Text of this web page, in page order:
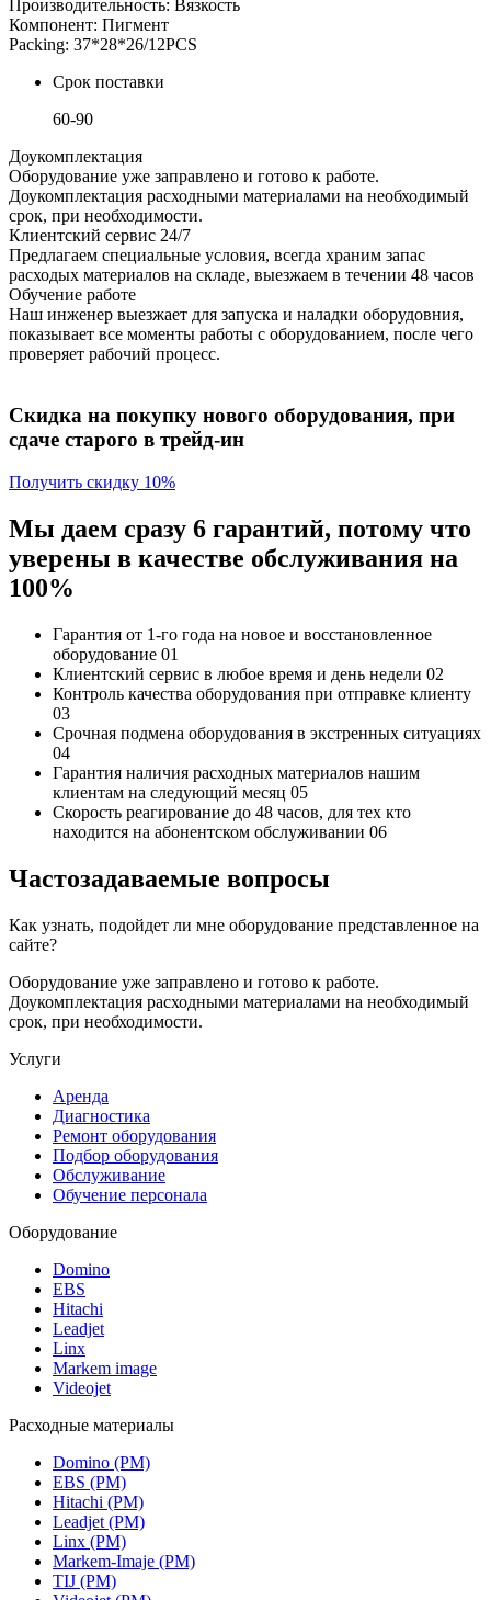
Производительность: Вязкость
Компонент: Пигмент
Packing: 37*28*26/12PCS
Срок поставки
60-90
Доукомплектация
Оборудование уже заправлено и готово к работе.
Доукомплектация расходными материалами на необходимый
срок, при необходимости.
Клиентский сервис 24/7
Предлагаем специальные условия, всегда храним запас
расходых материалов на складе, выезжаем в течении 48 часов
Обучение работе
Наш инженер выезжает для запуска и наладки оборудовния,
показывает все моменты работы с оборудованием, после чего
проверяет рабочий процесс.
Скидка на покупку нового оборудования, при
сдаче старого в трейд-ин
Получить скидку 10%
Мы даем сразу 6 гарантий, потому что
уверены в качестве обслуживания на
100%
Гарантия от 1-го года на новое и восстановленное
оборудование 01
Клиентский сервис в любое время и день недели 02
Контроль качества оборудования при отправке клиенту
03
Срочная подмена оборудования в экстренных ситуациях
04
Гарантия наличия расходных материалов нашим
клиентам на следующий месяц 05
Скорость реагирование до 48 часов, для тех кто
находится на абонентском обслуживании 06
Частозадаваемые вопросы
Как узнать, подойдет ли мне оборудование представленное на
сайте?
Оборудование уже заправлено и готово к работе.
Доукомплектация расходными материалами на необходимый
срок, при необходимости.
Услуги
Аренда
Диагностика
Ремонт оборудования
Подбор оборудования
Обслуживание
Обучение персонала
Оборудование
Domino
EBS
Hitachi
Leadjet
Linx
Markem image
Videojet
Расходные материалы
Domino (РМ)
EBS (РМ)
Hitachi (РМ)
Leadjet (РМ)
Linx (РМ)
Markem-Imaje (РМ)
TIJ (РМ)